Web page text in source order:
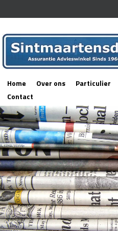
Home Over ons Particulier
Contact